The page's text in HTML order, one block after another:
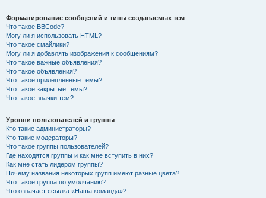
Форматирование сообщений и типы создаваемых тем
Что такое BBCode?
Могу ли я использовать HTML?
Что такое смайлики?
Могу ли я добавлять изображения к сообщениям?
Что такое важные объявления?
Что такое объявления?
Что такое прилепленные темы?
Что такое закрытые темы?
Что такое значки тем?
Уровни пользователей и группы
Кто такие администраторы?
Кто такие модераторы?
Что такое группы пользователей?
Где находятся группы и как мне вступить в них?
Как мне стать лидером группы?
Почему названия некоторых групп имеют разные цвета?
Что такое группа по умолчанию?
Что означает ссылка «Наша команда»?